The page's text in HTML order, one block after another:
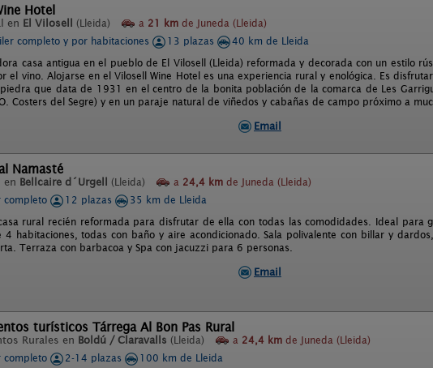
Hotel
en El Vilosell (Lleida) a 21 km de Juneda (Lleida)
completo y por habitaciones
13 plazas
40 km de Lleida
casa antigua en el pueblo de El Vilosell (Lleida) reformada y decorada con un estilo
el vino. Alojarse en el Vilosell Wine Hotel es una experiencia rural y enológica. Es
que data de 1931 en el centro de la bonita población de la comarca de Les
Costers del Segre) y en un paraje natural de viñedos y cabañas de campo próximo a
Email
Namasté
en Bellcaire d´Urgell (Lleida) a 24,4 km de Juneda (Lleida)
completo
12 plazas
35 km de Lleida
rural recién reformada para disfrutar de ella con todas las comodidades. Ideal para
4 habitaciones, todas con baño y aire acondicionado. Sala polivalente con billar y
Terraza con barbacoa y Spa con jacuzzi para 6 personas.
Email
turísticos Tárrega Al Bon Pas Rural
Rurales en Boldú / Claravalls (Lleida) a 24,4 km de Juneda (Lleida)
completo
2-14 plazas
100 km de Lleida